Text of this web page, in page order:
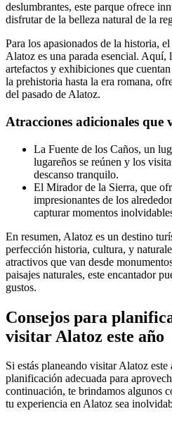
deslumbrantes, este parque ofrece
disfrutar de la belleza natural de la
Para los apasionados de la historia,
Alatoz es una parada esencial. Aquí,
artefactos y exhibiciones que
la prehistoria hasta la era romana,
del pasado de Alatoz.
Atracciones adicionales que
La Fuente de los Caños, un
lugareños se reúnen y los
descanso tranquilo.
El Mirador de la Sierra, que
impresionantes de los
capturar momentos
En resumen, Alatoz es un destino
perfección historia, cultura, y
atractivos que van desde
paisajes naturales, este encantador
gustos.
Consejos para
visitar Alatoz este año
Si estás planeando visitar Alatoz
planificación adecuada para
continuación, te brindamos algunos
tu experiencia en Alatoz sea